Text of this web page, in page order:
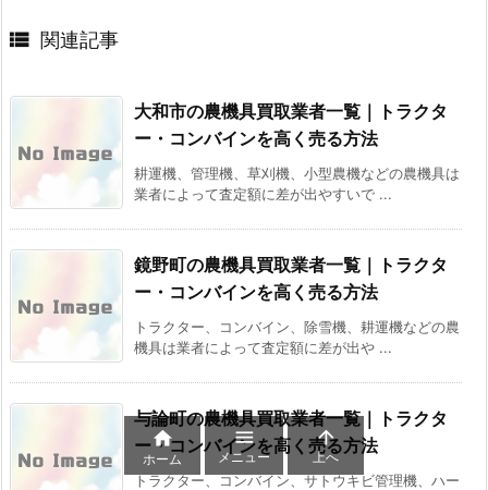
 関連記事
大和市の農機具買取業者一覧｜トラクタ
ー・コンバインを高く売る方法
耕運機、管理機、草刈機、小型農機などの農機具は
業者によって査定額に差が出やすいで ...
鏡野町の農機具買取業者一覧｜トラクタ
ー・コンバインを高く売る方法
トラクター、コンバイン、除雪機、耕運機などの農
機具は業者によって査定額に差が出や ...
与論町の農機具買取業者一覧｜トラクタ
ー・コンバインを高く売る方法
トラクター、コンバイン、サトウキビ管理機、ハー

ホーム

メニュー

上へ